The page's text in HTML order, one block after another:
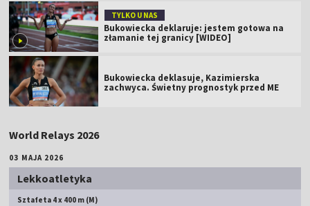
TYLKO U NAS
Bukowiecka deklaruje: jestem gotowa na
złamanie tej granicy [WIDEO]
Bukowiecka deklasuje, Kazimierska
zachwyca. Świetny prognostyk przed ME
World Relays 2026
03 MAJA 2026
Lekkoatletyka
Sztafeta 4 x 400 m (M)